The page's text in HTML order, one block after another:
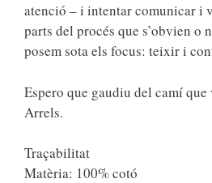
atenció – i intentar comunicar i
parts del procés que s’obvien o
posem sota els focus: teixir i
Espero que gaudiu del camí que
Arrels.
Traçabilitat
Matèria: 100% cotó